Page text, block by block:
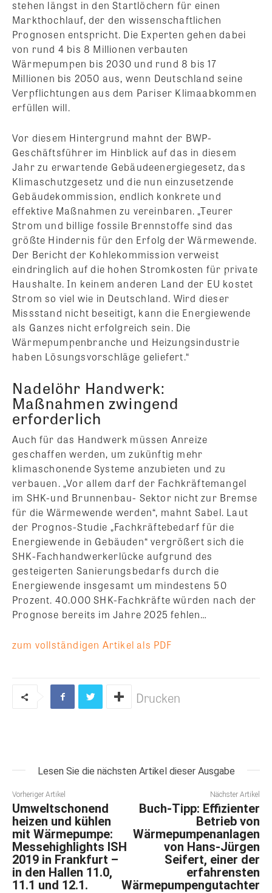
stehen längst in den Startlöchern für einen
Markthochlauf, der den wissenschaftlichen
Prognosen entspricht. Die Experten gehen dabei
von rund 4 bis 8 Millionen verbauten
Wärmepumpen bis 2030 und rund 8 bis 17
Millionen bis 2050 aus, wenn Deutschland seine
Verpflichtungen aus dem Pariser Klimaabkommen
erfüllen will.
Vor diesem Hintergrund mahnt der BWP-
Geschäftsführer im Hinblick auf das in diesem
Jahr zu erwartende Gebäudeenergiegesetz, das
Klimaschutzgesetz und die nun einzusetzende
Gebäudekommission, endlich konkrete und
effektive Maßnahmen zu vereinbaren. „Teurer
Strom und billige fossile Brennstoffe sind das
größte Hindernis für den Erfolg der Wärmewende.
Der Bericht der Kohlekommission verweist
eindringlich auf die hohen Stromkosten für private
Haushalte. In keinem anderen Land der EU kostet
Strom so viel wie in Deutschland. Wird dieser
Missstand nicht beseitigt, kann die Energiewende
als Ganzes nicht erfolgreich sein. Die
Wärmepumpenbranche und Heizungsindustrie
haben Lösungsvorschläge geliefert.“
Nadelöhr Handwerk:
Maßnahmen zwingend
erforderlich
Auch für das Handwerk müssen Anreize
geschaffen werden, um zukünftig mehr
klimaschonende Systeme anzubieten und zu
verbauen. „Vor allem darf der Fachkräftemangel
im SHK-und Brunnenbau- Sektor nicht zur Bremse
für die Wärmewende werden“, mahnt Sabel. Laut
der Prognos-Studie „Fachkräftebedarf für die
Energiewende in Gebäuden“ vergrößert sich die
SHK-Fachhandwerkerlücke aufgrund des
gesteigerten Sanierungsbedarfs durch die
Energiewende insgesamt um mindestens 50
Prozent. 40.000 SHK-Fachkräfte würden nach der
Prognose bereits im Jahre 2025 fehlen…
zum vollständigen Artikel als PDF
Drucken
Lesen Sie die nächsten Artikel dieser Ausgabe
Vorheriger Artikel
Umweltschonend
heizen und kühlen
mit Wärmepumpe:
Messehighlights ISH
2019 in Frankfurt –
in den Hallen 11.0,
11.1 und 12.1.
Nächster Artikel
Buch-Tipp: Effizienter
Betrieb von
Wärmepumpenanlagen
von Hans-Jürgen
Seifert, einer der
erfahrensten
Wärmepumpengutachter